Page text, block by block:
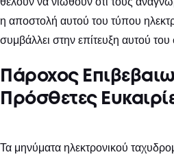
η αποστολή αυτού του τύπου
συμβάλλει στην επίτευξη αυτού του
Πάροχος
Πρόσθετες
Τα μηνύματα ηλεκτρονικού